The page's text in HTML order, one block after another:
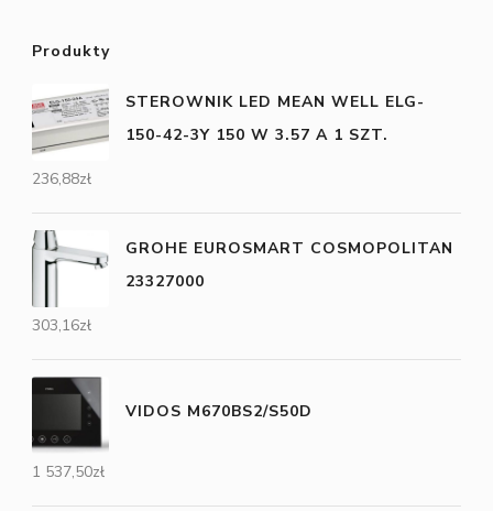
Produkty
STEROWNIK LED MEAN WELL ELG-
150-42-3Y 150 W 3.57 A 1 SZT.
236,88zł
GROHE EUROSMART COSMOPOLITAN
23327000
303,16zł
VIDOS M670BS2/S50D
1 537,50zł